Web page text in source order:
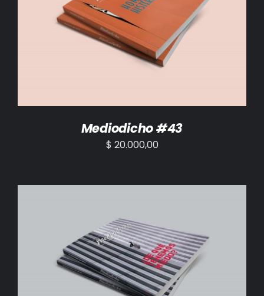
AÑADIR AL CARRITO DETALLES
Mediodicho #43
$ 20.000,00
AÑADIR AL CARRITO / DETALLES